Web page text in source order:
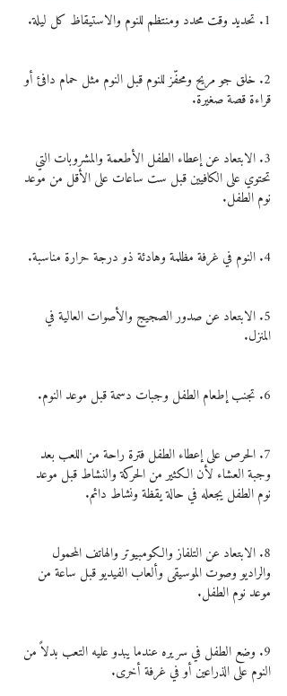
1. تحديد وقت محدد ومنتظم للنوم والاستيقاظ كل ليلة.
2. خلق جو مريح ومحفّز للنوم قبل النوم مثل حمام دافئ أو
قراءة قصة صغيرة.
3. الابتعاد عن إعطاء الطفل الأطعمة والمشروبات التي
تحتوي على الكافيين قبل ست ساعات على الأقل من موعد
نوم الطفل.
4. النوم في غرفة مظلمة وهادئة ذو درجة حرارة مناسبة.
5. الابتعاد عن صدور الصجيج والأصوات العالية في
المنزل.
6. تجنب إطعام الطفل وجبات دسمة قبل موعد النوم.
7. الحرص على إعطاء الطفل فترة راحة من اللعب بعد
وجبة العشاء لأن الكثير من الحركة والنشاط قبل موعد
نوم الطفل يجعله في حالة يقظة ونشاط دائم.
8. الابتعاد عن التلفاز والكومبيوتر والهاتف المحمول
والراديو وصوت الموسيقى وألعاب الفيديو قبل ساعة من
موعد نوم الطفل.
9. وضع الطفل في سريره عندما يبدو عليه التعب بدلاً من
النوم على الذراعين أو في غرفة أخرى.